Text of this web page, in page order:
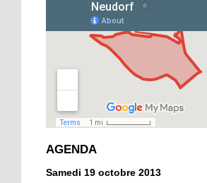
clichés
14 octobre 2013
Tapis rouge sous ciel gris
14 octobre 2013
Football : l'AS Neudorf
crée la surprise en Coupe
AGENDA
Samedi 19 octobre 2013